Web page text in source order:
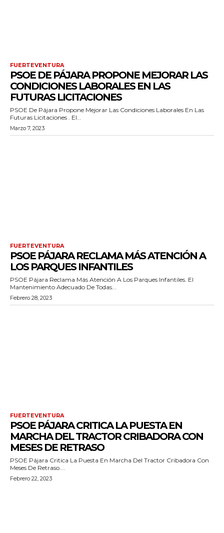
FUERTEVENTURA
PSOE DE PÁJARA PROPONE MEJORAR LAS
CONDICIONES LABORALES EN LAS
FUTURAS LICITACIONES
PSOE De Pájara Propone Mejorar Las Condiciones Laborales En Las
Futuras Licitaciones . El...
Marzo 7, 2023
FUERTEVENTURA
PSOE PÁJARA RECLAMA MÁS ATENCIÓN A
LOS PARQUES INFANTILES
PSOE Pájara Reclama Más Atención A Los Parques Infantiles. El
Mantenimiento Adecuado De Todas...
Febrero 28, 2023
FUERTEVENTURA
PSOE PÁJARA CRITICA LA PUESTA EN
MARCHA DEL TRACTOR CRIBADORA CON
MESES DE RETRASO
PSOE Pájara Critica La Puesta En Marcha Del Tractor Cribadora Con
Meses De Retraso....
Febrero 22, 2023